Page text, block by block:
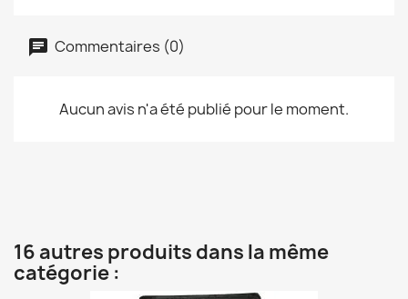
Commentaires (0)
Aucun avis n'a été publié pour le moment.
16 autres produits dans la même
catégorie :